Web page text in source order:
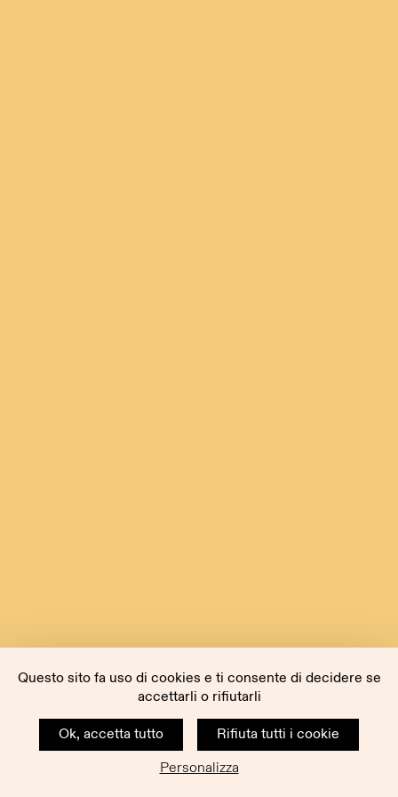
Questo sito fa uso di cookies e ti consente di decidere se
accettarli o rifiutarli
Ok, accetta tutto
Rifiuta tutti i cookie
Personalizza